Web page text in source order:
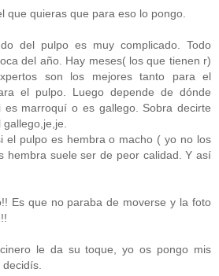
que quieras que para eso lo pongo.
del pulpo es muy complicado. Todo
del año. Hay meses( los que tienen r)
son los mejores tanto para el
el pulpo. Luego depende de dónde
es marroquí o es gallego. Sobra decirte
el pulpo es hembra o macho ( yo no los
hembra suele ser de peor calidad. Y así
Es que no paraba de moverse y la foto
le da su toque, yo os pongo mis
decidís.